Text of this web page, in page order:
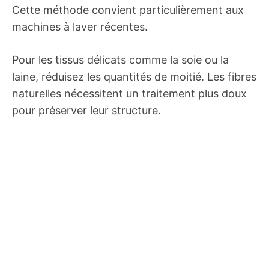
Cette méthode convient particulièrement aux
machines à laver récentes.
Pour les tissus délicats comme la soie ou la
laine, réduisez les quantités de moitié. Les fibres
naturelles nécessitent un traitement plus doux
pour préserver leur structure.